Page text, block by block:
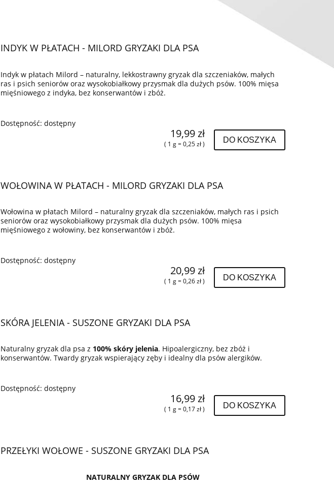
INDYK W PŁATACH - MILORD GRYZAKI DLA PSA
Indyk w płatach Milord – naturalny, lekkostrawny gryzak dla szczeniaków, małych
ras i psich seniorów oraz wysokobiałkowy przysmak dla dużych psów. 100% mięsa
mięśniowego z indyka, bez konserwantów i zbóż.
Dostępność: dostępny
19,99 zł
( 1 g = 0,25 zł ) DO KOSZYKA
WOŁOWINA W PŁATACH - MILORD GRYZAKI DLA PSA
Wołowina w płatach Milord – naturalny gryzak dla szczeniaków, małych ras i psich
seniorów oraz wysokobiałkowy przysmak dla dużych psów. 100% mięsa
mięśniowego z wołowiny, bez konserwantów i zbóż.
Dostępność: dostępny
20,99 zł
( 1 g = 0,26 zł ) DO KOSZYKA
SKÓRA JELENIA - SUSZONE GRYZAKI DLA PSA
Naturalny gryzak dla psa z 100% skóry jelenia. Hipoalergiczny, bez zbóż i
konserwantów. Twardy gryzak wspierający zęby i idealny dla psów alergików.
Dostępność: dostępny
16,99 zł
( 1 g = 0,17 zł ) DO KOSZYKA
PRZEŁYKI WOŁOWE - SUSZONE GRYZAKI DLA PSA
NATURALNY GRYZAK DLA PSÓW